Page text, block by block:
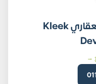
شركة كليك للتطوير العقاري Kleek
→